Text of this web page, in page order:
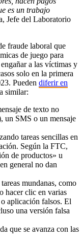
es un trabajo
Jefe del Laboratorio
fraude laboral que
de juego para
a las víctimas y
solo en la primera
Pueden diferir en
similar:
de texto no
un SMS o un mensaje
tareas sencillas en
Según la FTC,
de productos» u
general no dan
mundanas, como
hacer clic en varias
aplicación falsos. El
una versión falsa
que se avanza con las